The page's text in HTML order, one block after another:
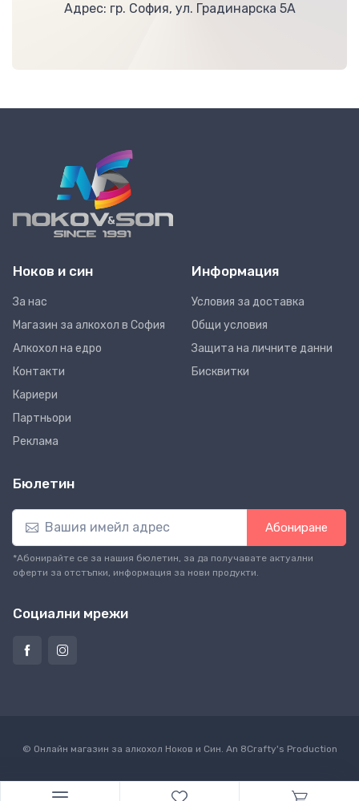
Адрес: гр. София, ул. Градинарска 5А
Ноков и син
За нас
Магазин за алкохол в София
Алкохол на едро
Контакти
Кариери
Партньори
Реклама
Информация
Условия за доставка
Общи условия
Защита на личните данни
Бисквитки
Бюлетин
Абониране
*Абонирайте се за нашия бюлетин, за да получавате актуални
оферти за отстъпки, информация за нови продукти.
Социални мрежи
© Онлайн магазин за алкохол Ноков и Син. An 8Crafty's Production